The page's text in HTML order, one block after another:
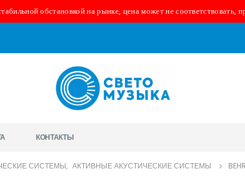
обстановкой на рынке, цена может не соответствовать,
КОНТАКТЫ
СИСТЕМЫ, АКТИВНЫЕ АКУСТИЧЕСКИЕ СИСТЕМЫ